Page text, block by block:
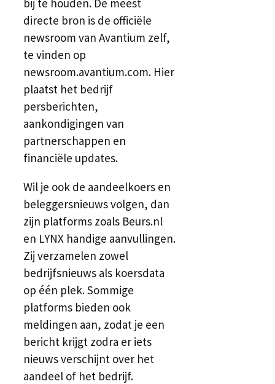
bij te houden. De meest
directe bron is de officiële
newsroom van Avantium zelf,
te vinden op
newsroom.avantium.com. Hier
plaatst het bedrijf
persberichten,
aankondigingen van
partnerschappen en
financiële updates.
Wil je ook de aandeelkoers en
beleggersnieuws volgen, dan
zijn platforms zoals Beurs.nl
en LYNX handige aanvullingen.
Zij verzamelen zowel
bedrijfsnieuws als koersdata
op één plek. Sommige
platforms bieden ook
meldingen aan, zodat je een
bericht krijgt zodra er iets
nieuws verschijnt over het
aandeel of het bedrijf.